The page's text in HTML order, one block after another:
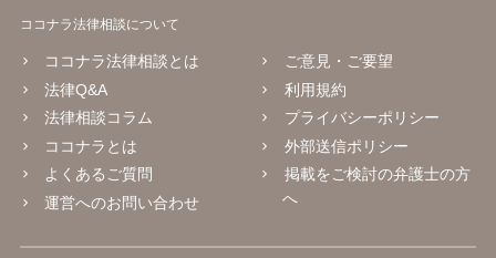
ココナラ法律相談について
ココナラ法律相談とは
法律Q&A
法律相談コラム
ココナラとは
よくあるご質問
運営へのお問い合わせ
ご意見・ご要望
利用規約
プライバシーポリシー
外部送信ポリシー
掲載をご検討の弁護士の方
へ